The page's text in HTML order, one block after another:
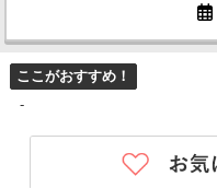
ここがおすすめ！
-